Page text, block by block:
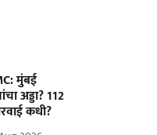
मुंबई
अड्डा? 112
कधी?